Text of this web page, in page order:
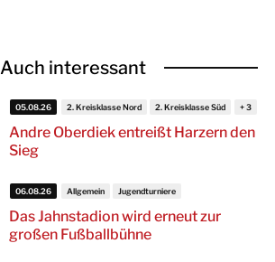
Auch interessant
Andre Oberdiek entreißt Harzern den
Sieg
05.08.26 2. Kreisklasse Nord 2. Kreisklasse Süd
Das Jahnstadion wird erneut zur
großen Fußballbühne
06.08.26 Allgemein Jugendturniere